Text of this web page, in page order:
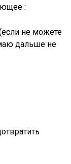
:
не можете
дальше не